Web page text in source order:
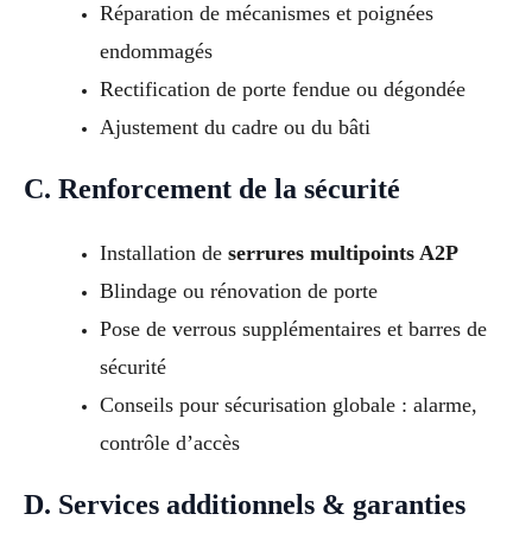
Réparation de mécanismes et poignées
endommagés
Rectification de porte fendue ou dégondée
Ajustement du cadre ou du bâti
C. Renforcement de la sécurité
Installation de serrures multipoints A2P
Blindage ou rénovation de porte
Pose de verrous supplémentaires et barres de
sécurité
Conseils pour sécurisation globale : alarme,
contrôle d’accès
D. Services additionnels & garanties